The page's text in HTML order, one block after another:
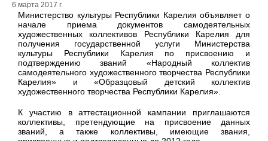
6 марта 2017 г.
Министерство культуры Республики Карелия объявляет о
начале приема документов самодеятельных
художественных коллективов Республики Карелия для
получения государственной услуги Министерства
культуры Республики Карелия по присвоению и
подтверждению званий «Народный коллектив
самодеятельного художественного творчества Республики
Карелия» и «Образцовый детский коллектив
художественного творчества Республики Карелия».
К участию в аттестационной кампании приглашаются
коллективы, претендующие на присвоение данных
званий, а также коллективы, имеющие звания,